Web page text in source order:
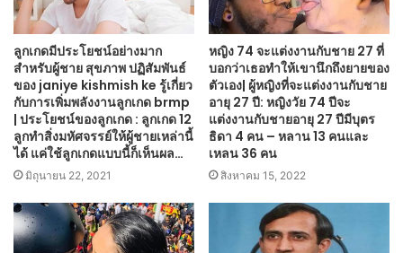
ลูกเกดมีประโยชน์อย่างมาก
สำหรับผู้ชาย สุขภาพ ปฏิสัมพันธ์
ของ janiye kishmish ke รู้เกี่ยว
กับการเพิ่มพลังงานลูกเกด brmp
| ประโยชน์ของลูกเกด : ลูกเกด 12
ลูกทำสิ่งมหัศจรรย์ให้ผู้ชายเหล่านี้
ได้ แค่ใช้ลูกเกดแบบนี้ก็เห็นผล…
มิถุนายน 22, 2021
หญิง 74 จะแต่งงานกับชาย 27 ที่
บอกว่าเธอทำให้เขานึกถึงยายของ
ตัวเอง| ผู้หญิงที่จะแต่งงานกับชาย
อายุ 27 ปี: หญิงวัย 74 ปีจะ
แต่งงานกับชายอายุ 27 ปีมีบุตร
ธิดา 4 คน – หลาน 13 คนและ
เหลน 36 คน
สิงหาคม 15, 2022